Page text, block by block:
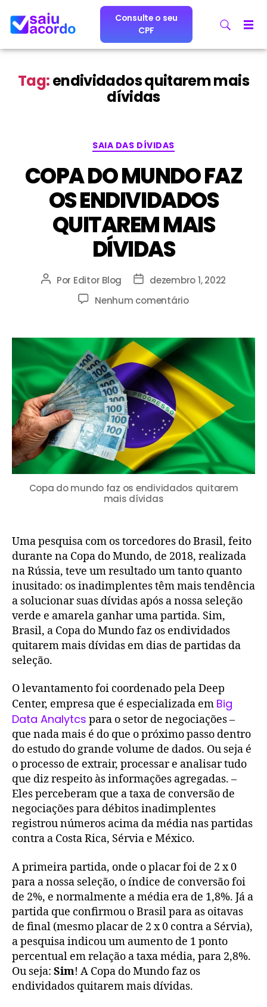
Consulte o seu
CPF
Tag:endividados quitarem mais
dívidas
SAIA DAS DÍVIDAS
COPA DO MUNDO FAZ
OS ENDIVIDADOS
QUITAREM MAIS
DÍVIDAS
Por Editor Blog
dezembro 1, 2022
Nenhum comentário
Copa do mundo faz os endividados quitarem
mais dívidas
Uma pesquisa com os torcedores do Brasil, feito
durante na Copa do Mundo, de 2018, realizada
na Rússia, teve um resultado um tanto quanto
inusitado: os inadimplentes têm mais tendência
a solucionar suas dívidas após a nossa seleção
verde e amarela ganhar uma partida. Sim,
Brasil, a Copa do Mundo faz os endividados
quitarem mais dívidas em dias de partidas da
seleção.
O levantamento foi coordenado pela Deep
Center, empresa que é especializada em Big
Data Analytcs para o setor de negociações –
que nada mais é do que o próximo passo dentro
do estudo do grande volume de dados. Ou seja é
o processo de extrair, processar e analisar tudo
que diz respeito às informações agregadas. –
Eles perceberam que a taxa de conversão de
negociações para débitos inadimplentes
registrou números acima da média nas partidas
contra a Costa Rica, Sérvia e México.
A primeira partida, onde o placar foi de 2 x 0
para a nossa seleção, o índice de conversão foi
de 2%, e normalmente a média era de 1,8%. Já a
partida que confirmou o Brasil para as oitavas
de final (mesmo placar de 2 x 0 contra a Sérvia),
a pesquisa indicou um aumento de 1 ponto
percentual em relação a taxa média, para 2,8%.
Ou seja: Sim! A Copa do Mundo faz os
endividados quitarem mais dívidas.